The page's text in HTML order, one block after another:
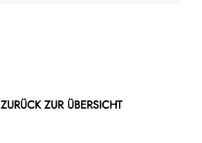
ZURÜCK ZUR ÜBERSICHT